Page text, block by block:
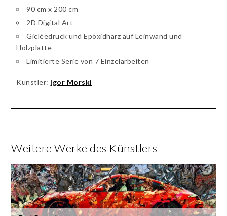
90 cm x 200 cm
2D Digital Art
Gicléedruck und Epoxidharz auf Leinwand und
Holzplatte
Limitierte Serie von 7 Einzelarbeiten
Künstler: Igor Morski
Weitere Werke des Künstlers